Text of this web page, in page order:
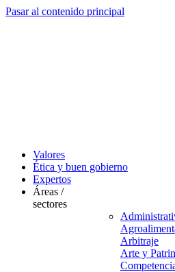
Pasar al contenido principal
Valores
Ética y buen gobierno
Expertos
Áreas /
sectores
Arbitraje
Arte y